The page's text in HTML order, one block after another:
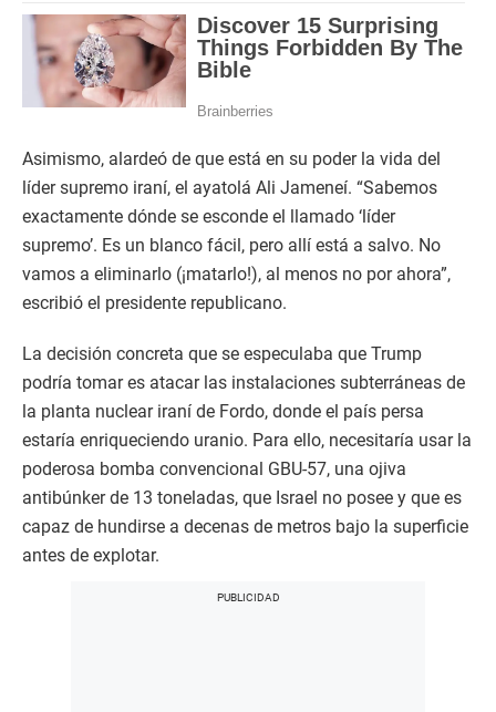
Asimismo, alardeó de que está en su poder la vida del
líder supremo iraní, el ayatolá Ali Jameneí. “Sabemos
exactamente dónde se esconde el llamado ‘líder
supremo’. Es un blanco fácil, pero allí está a salvo. No
vamos a eliminarlo (¡matarlo!), al menos no por ahora”,
escribió el presidente republicano.
La decisión concreta que se especulaba que Trump
podría tomar es atacar las instalaciones subterráneas de
la planta nuclear iraní de Fordo, donde el país persa
estaría enriqueciendo uranio. Para ello, necesitaría usar la
poderosa bomba convencional GBU-57, una ojiva
antibúnker de 13 toneladas, que Israel no posee y que es
capaz de hundirse a decenas de metros bajo la superficie
antes de explotar.